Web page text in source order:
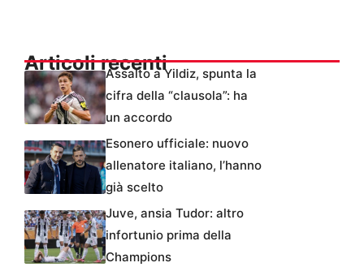
Articoli recentiAssalto a Yildiz, spunta la
cifra della “clausola”: ha
un accordo
Esonero ufficiale: nuovo
allenatore italiano, l’hanno
già scelto
Juve, ansia Tudor: altro
infortunio prima della
Champions